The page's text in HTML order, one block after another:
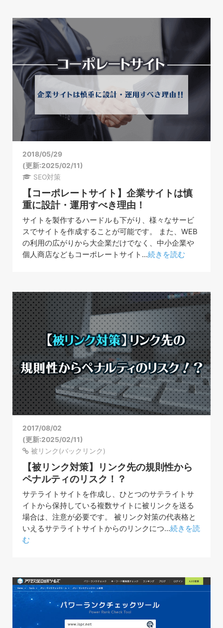
2018/05/29
(更新:2025/02/11)
SEO対策
【コーポレートサイト】企業サイトは慎
重に設計・運用すべき理由！
サイトを製作するハードルも下がり、様々なサービ
スでサイトを作成することが可能です。 また、WEB
の利用の広がりから大企業だけでなく、中小企業や
個人商店などもコーポレートサイト...続きを読む
2017/08/02
(更新:2025/02/11)
被リンク(バックリンク)
【被リンク対策】リンク先の規則性から
ペナルティのリスク！？
サテライトサイトを作成し、ひとつのサテライトサ
イトから保持している複数サイトに被リンクを送る
場合は、注意が必要です。 被リンク対策の代表格と
いえるサテライトサイトからのリンクにつ...続きを読
む